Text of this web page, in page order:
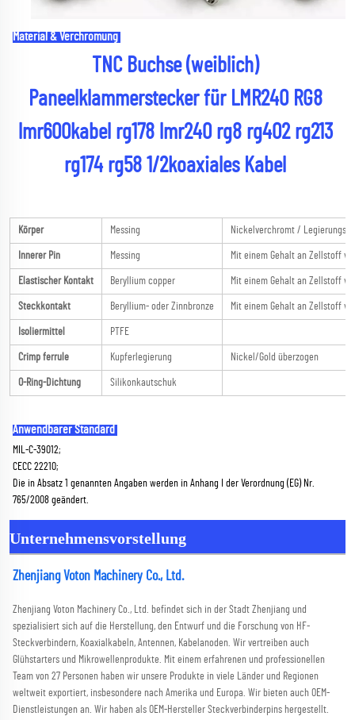
Material & Verchromung
TNC Buchse (weiblich)
Paneelklammerstecker für LMR240 RG8
lmr600kabel rg178 lmr240 rg8 rg402 rg213
rg174 rg58 1/2koaxiales Kabel
Körper Messing Nickelverchromt /
Innerer Pin Messing Mit einem Gehalt an Zellstoff
Elastischer Kontakt Beryllium copper Mit einem Gehalt an Zellstoff
Steckkontakt Beryllium- oder Zinnbronze Mit einem Gehalt an Zellstoff
Isoliermittel PTFE
Crimp ferrule Kupferlegierung Nickel/Gold überzogen
O-Ring-Dichtung Silikonkautschuk
Anwendbarer Standard
MIL-C-39012;
CECC 22210;
Die in Absatz 1 genannten Angaben werden in Anhang I der Verordnung (EG) Nr.
765/2008 geändert.
Unternehmensvorstellung
Zhenjiang Voton Machinery Co., Ltd.
Zhenjiang Voton Machinery Co., Ltd. befindet sich in der Stadt Zhenjiang und
spezialisiert sich auf die Herstellung, den Entwurf und die Forschung von HF-
Steckverbindern, Koaxialkabeln, Antennen, Kabelanoden. Wir vertreiben auch
Glühstarters und Mikrowellenprodukte. Mit einem erfahrenen und professionellen
Team von 27 Personen haben wir unsere Produkte in viele Länder und Regionen
weltweit exportiert, insbesondere nach Amerika und Europa. Wir bieten auch OEM-
Dienstleistungen an. Wir haben als OEM-Hersteller Steckverbinderpins hergestellt.